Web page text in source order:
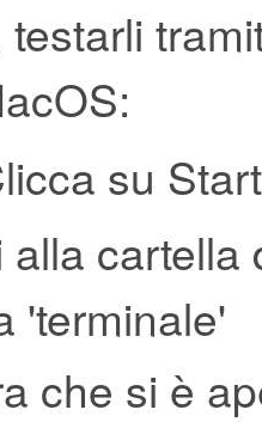
su
alla
'terminale'
che si è